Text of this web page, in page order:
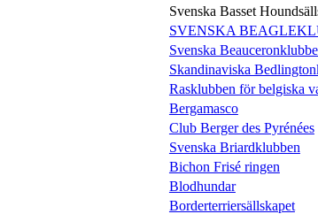
Svenska Basset
SVENSKA
Svenska
Skandinaviska
Rasklubben för belgiska
Bergamasco
Club Berger des Pyrénées
Svenska Briardklubben
Bichon Frisé ringen
Blodhundar
Borderterriersällskapet